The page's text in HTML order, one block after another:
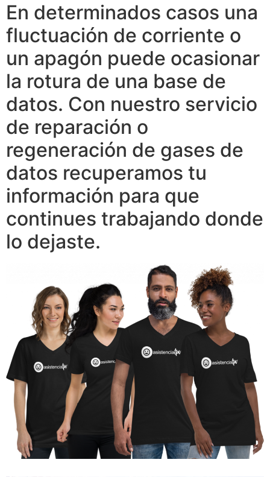
En determinados casos una
fluctuación de corriente o
un apagón puede ocasionar
la rotura de una base de
datos. Con nuestro servicio
de reparación o
regeneración de gases de
datos recuperamos tu
información para que
continues trabajando donde
lo dejaste.